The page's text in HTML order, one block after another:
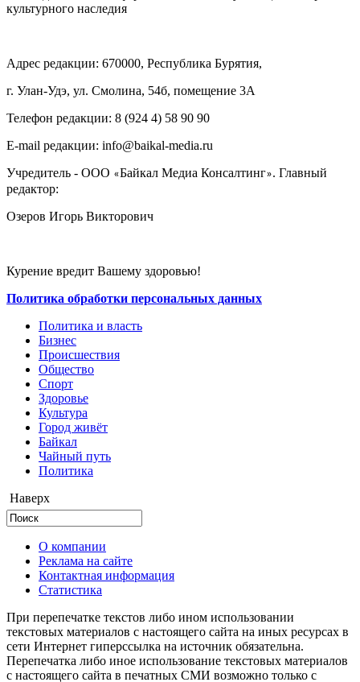
культурного наследия
Адрес редакции: 670000, Республика Бурятия,
г. Улан-Удэ, ул. Смолина, 54б, помещение 3А
Телефон редакции: ‎‎8 (924 4) 58 90 90
E-mail редакции: info@baikal-media.ru
Учредитель - ООО «Байкал Медиа Консалтинг». Главный
редактор:
Озеров Игорь Викторович
Курение вредит Вашему здоровью!
Политика обработки персональных данных
Политика и власть
Бизнес
Происшествия
Общество
Cпорт
Здоровье
Культура
Город живёт
Байкал
Чайный путь
Политика
Наверх
О компании
Реклама на сайте
Контактная информация
Статистика
При перепечатке текстов либо ином использовании
текстовых материалов с настоящего сайта на иных ресурсах в
сети Интернет гиперссылка на источник обязательна.
Перепечатка либо иное использование текстовых материалов
с настоящего сайта в печатных СМИ возможно только с